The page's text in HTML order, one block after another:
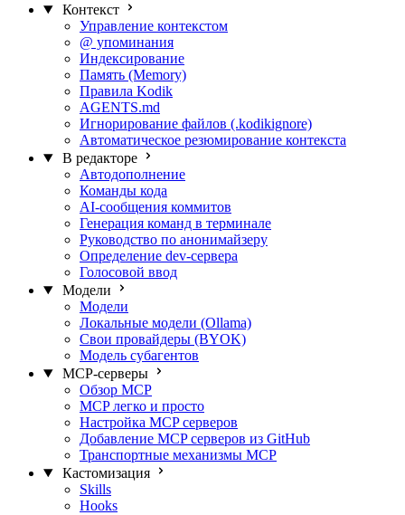
Контекст
Управление контекстом
@ упоминания
Индексирование
Память (Memory)
Правила Kodik
AGENTS.md
Игнорирование файлов (.kodikignore)
Автоматическое резюмирование контекста
В редакторе
Автодополнение
Команды кода
AI-сообщения коммитов
Генерация команд в терминале
Руководство по анонимайзеру
Определение dev-сервера
Голосовой ввод
Модели
Модели
Локальные модели (Ollama)
Свои провайдеры (BYOK)
Модель субагентов
MCP-серверы
Обзор MCP
MCP легко и просто
Настройка MCP серверов
Добавление MCP серверов из GitHub
Транспортные механизмы MCP
Кастомизация
Skills
Hooks